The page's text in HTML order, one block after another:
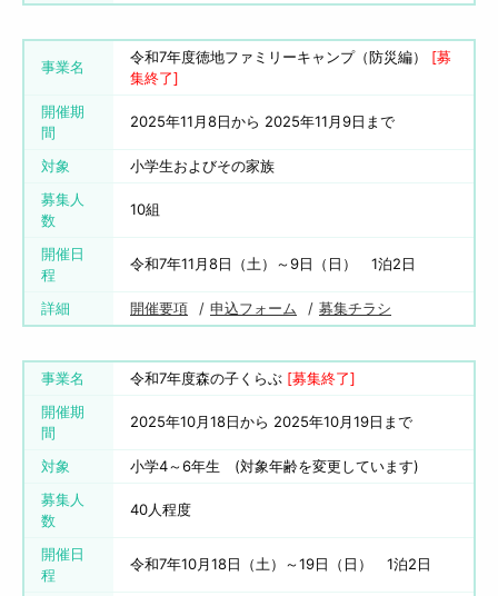
事業名
令和7年度徳地ファミリーキャンプ（防災編）
[募
集終了]
開催期
間
2025年11月8日から 2025年11月9日まで
対象
小学生およびその家族
募集人
数
10組
開催日
程
令和7年11月8日（土）～9日（日） 1泊2日
詳細 開催要項 申込フォーム 募集チラシ
事業名 令和7年度森の子くらぶ [募集終了]
開催期
間
2025年10月18日から 2025年10月19日まで
対象
小学4～6年生 (対象年齢を変更しています)
募集人
数
40人程度
開催日
程
令和7年10月18日（土）～19日（日） 1泊2日